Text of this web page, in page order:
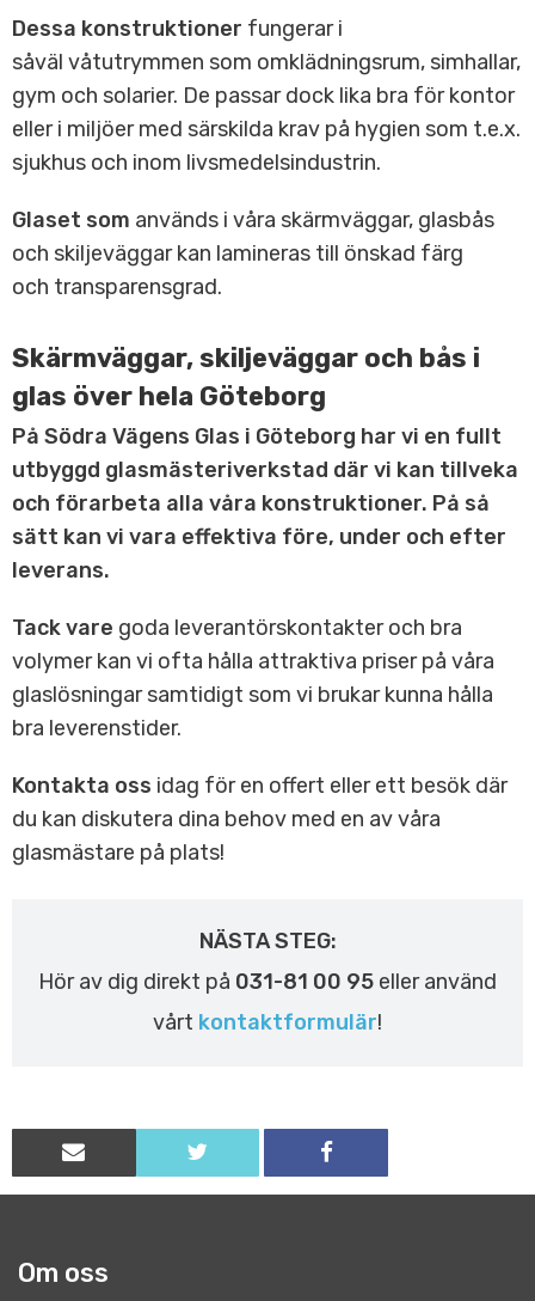
Dessa konstruktioner fungerar i
såväl våtutrymmen som omklädningsrum, simhallar,
gym och solarier. De passar dock lika bra för kontor
eller i miljöer med särskilda krav på hygien som t.e.x.
sjukhus och inom livsmedelsindustrin.
Glaset som används i våra skärmväggar, glasbås
och skiljeväggar kan lamineras till önskad färg
och transparensgrad.
Skärmväggar, skiljeväggar och bås i
glas över hela Göteborg
På Södra Vägens Glas i Göteborg har vi en fullt
utbyggd glasmästeriverkstad där vi kan tillveka
och förarbeta alla våra konstruktioner. På så
sätt kan vi vara effektiva före, under och efter
leverans.
Tack vare goda leverantörskontakter och bra
volymer kan vi ofta hålla attraktiva priser på våra
glaslösningar samtidigt som vi brukar kunna hålla
bra leverenstider.
Kontakta oss idag för en offert eller ett besök där
du kan diskutera dina behov med en av våra
glasmästare på plats!
NÄSTA STEG:
Hör av dig direkt på 031-81 00 95 eller använd
vårt kontaktformulär!
Om oss